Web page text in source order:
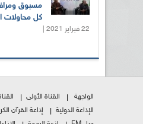
مسبوق
كل محاولات
22 فبراير 2021 |
الواجهة القناة الأولى
الإذاعة الدولية
إذاعة القرآن